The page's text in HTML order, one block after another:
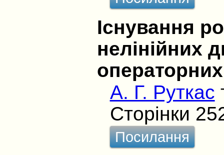
Існування
нелінійних
А. Г. Руткас
Сторінки
Посилання